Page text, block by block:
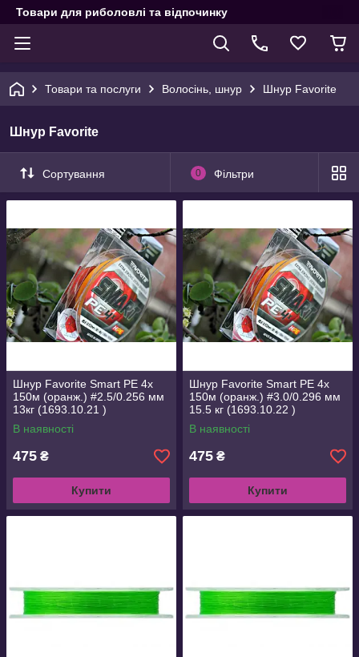
Товари для риболовлі та відпочинку
Товари та послуги Волосінь, шнур Шнур Favorite
Шнур Favorite
Сортування 0 Фільтри
Шнур Favorite Smart PE 4x
150м (оранж.) #2.5/0.256 мм
13кг (1693.10.21 )
В наявності
475 ₴
Купити
Шнур Favorite Smart PE 4x
150м (оранж.) #3.0/0.296 мм
15.5 кг (1693.10.22 )
В наявності
475 ₴
Купити